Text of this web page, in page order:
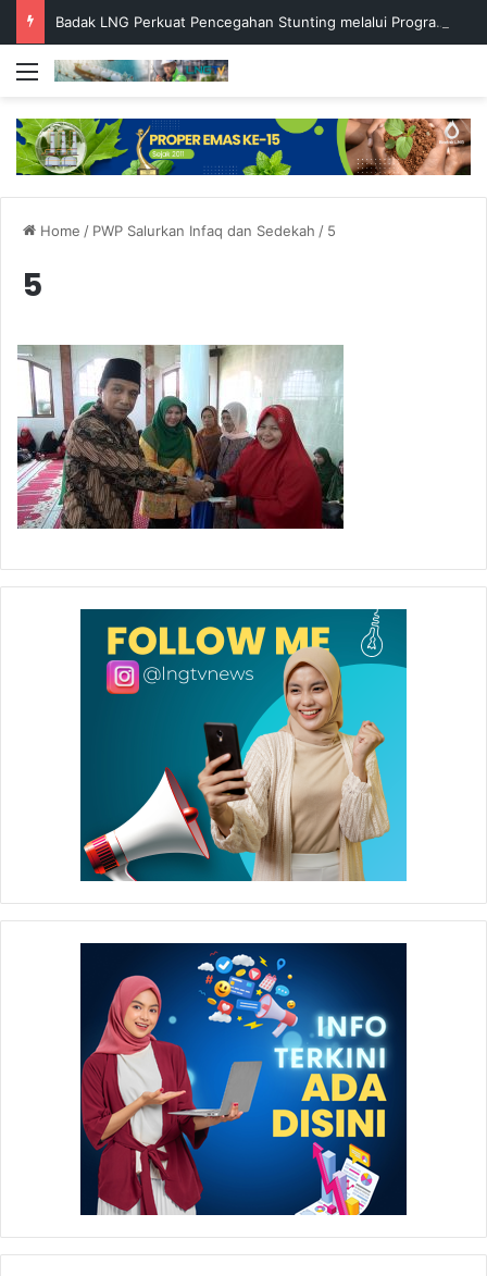
Badak LNG Perkuat Pencegahan Stunting melalui Program Akar Ranting
Menu
Home / PWP Salurkan Infaq dan Sedekah / 5
5